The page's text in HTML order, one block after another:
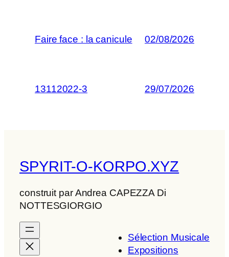
Faire face : la canicule 02/08/2026
13112022-3 29/07/2026
SPYRIT-O-KORPO.XYZ
construit par Andrea CAPEZZA Di
NOTTESGIORGIO
Sélection Musicale
Expositions